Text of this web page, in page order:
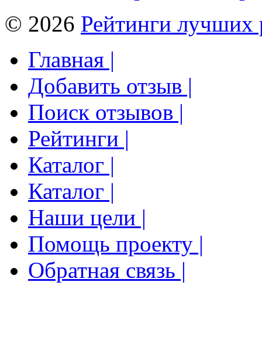
© 2026 Рейтинги лучших
Главная |
Добавить отзыв |
Поиск отзывов |
Рейтинги |
Каталог |
Каталог |
Наши цели |
Помощь проекту |
Обратная связь |